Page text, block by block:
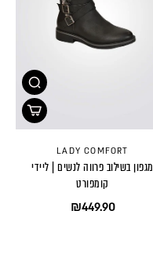
LADY COMFORT
מגפון בשילוב פרווה לנשים | ליידי
קומפורט
₪449.90